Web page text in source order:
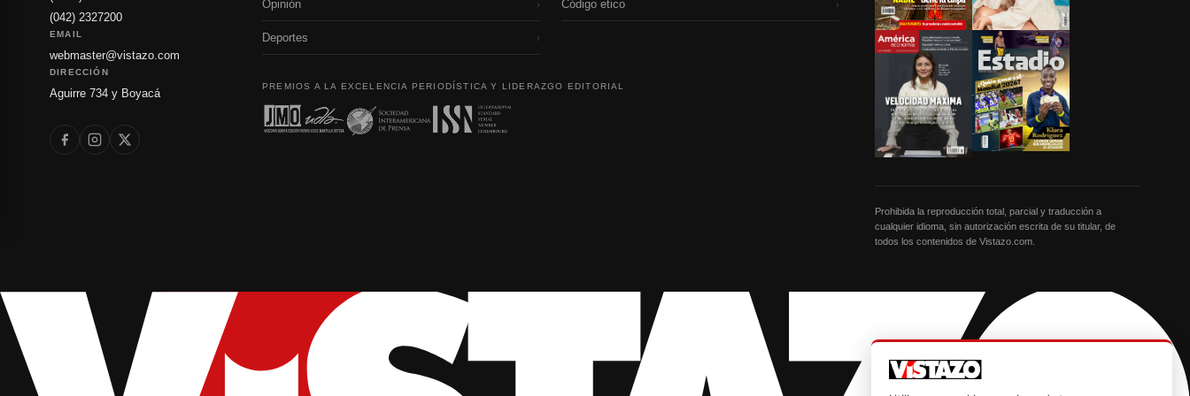
(042) 2327200
EMAIL
webmaster@vistazo.com
DIRECCIÓN
Aguirre 734 y Boyacá
Opinión ›
Deportes ›
Código etico ›
PREMIOS A LA EXCELENCIA PERIODÍSTICA Y LIDERAZGO EDITORIAL
Prohibida la reproducción total, parcial y traducción a
cualquier idioma, sin autorización escrita de su titular, de
todos los contenidos de Vistazo.com.